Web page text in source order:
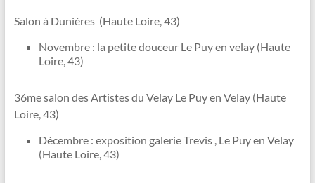
Salon à Dunières (Haute Loire, 43)
Novembre : la petite douceur Le Puy en velay (Haute
Loire, 43)
36me salon des Artistes du Velay Le Puy en Velay (Haute
Loire, 43)
Décembre : exposition galerie Trevis , Le Puy en Velay
(Haute Loire, 43)